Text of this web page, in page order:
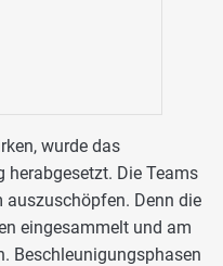
wurde das
Die Teams
Denn die
eingesammelt und am
Beschleunigungsphasen